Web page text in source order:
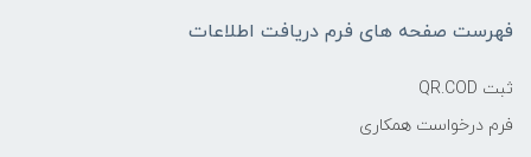
فهرست صفحه های فرم دریافت اطلاعات
ثبت QR.COD
فرم درخواست همکاری